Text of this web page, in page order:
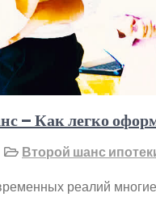
– Как легко
Второй шанс
реалий